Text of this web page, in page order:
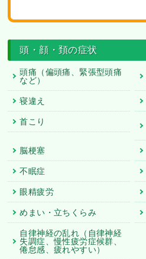
頭・顔・頚の症状
頭痛（偏頭痛、緊張型頭痛
など）
寝違え
首こり
脳梗塞
不眠症
眼精疲労
めまい・立ちくらみ
自律神経の乱れ（自律神経
失調症、慢性疲労症候群、
倦怠感、疲れやすい）